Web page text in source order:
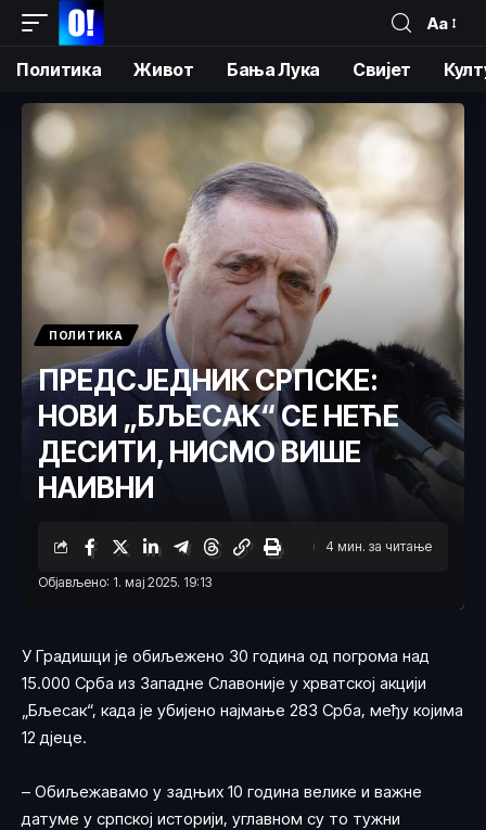
Аа
Политика Живот Бања Лука Свијет
ПОЛИТИКА
ПРЕДСЈЕДНИК СРПСКЕ:
НОВИ „БЉЕСАК“ СЕ НЕЋЕ
ДЕСИТИ, НИСМО ВИШЕ
НАИВНИ
Објављено: 1. мај 2025. 19:13
4 мин. за читање
У Градишци је обиљежено 30 година од погрома над
15.000 Срба из Западне Славоније у хрватској акцији
„Бљесак“, када је убијено најмање 283 Срба, међу којима
12 дјеце.
– Обиљежавамо у задњих 10 година велике и важне
датуме у српској историји, углавном су то тужни